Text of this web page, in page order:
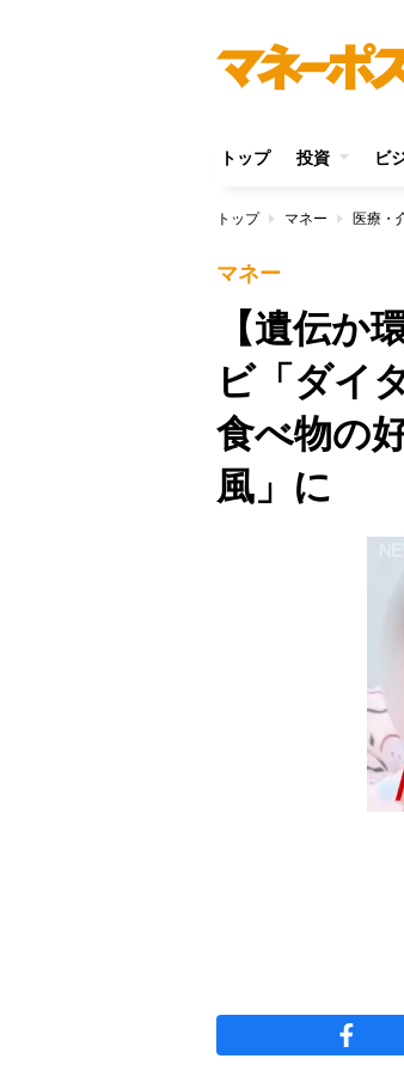
トップ 投資 ビ
トップ マネー 医療・
マネー
【遺伝か
ビ「ダイ
食べ物の
風」に